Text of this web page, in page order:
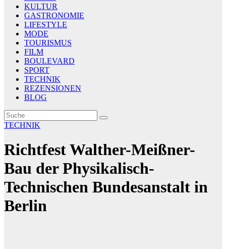
KULTUR
GASTRONOMIE
LIFESTYLE
MODE
TOURISMUS
FILM
BOULEVARD
SPORT
TECHNIK
REZENSIONEN
BLOG
TECHNIK
Richtfest Walther-Meißner-
Bau der Physikalisch-
Technischen Bundesanstalt in
Berlin